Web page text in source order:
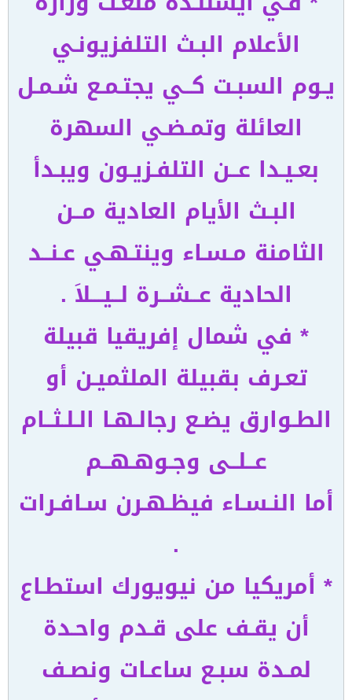
الأعلام البـث التلفزيونـي
يـوم السبـت كــي يجتـمـع شـمـل
العائلة وتمـضـي السهرة
بعـيـدا عــن التلفـزيـون ويبـدأ
البـث الأيام العادية مــن
الثامنة مـسـاء وينتـهـي عـنــد
الحادية عــشــرة لــيـــلاَ .
* في شمال إفريقيا قبيلة
تعـرف بقبيلة الملثميـن أو
الطـوارق يضـع رجالـهـا الـلـثــام
عــلــى وجـوهـهــم
أما النـسـاء فيظـهـرن سـافـرات
.
* أمريكيا من نيويورك استطـاع
أن يقـف على قـدم واحـدة
لمـدة سبـع ساعـات ونصـف